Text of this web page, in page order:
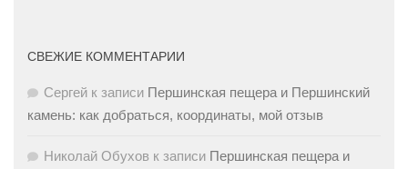
СВЕЖИЕ КОММЕНТАРИИ
Сергей к записи Першинская пещера и Першинский
камень: как добраться, координаты, мой отзыв
Николай Обухов к записи Першинская пещера и